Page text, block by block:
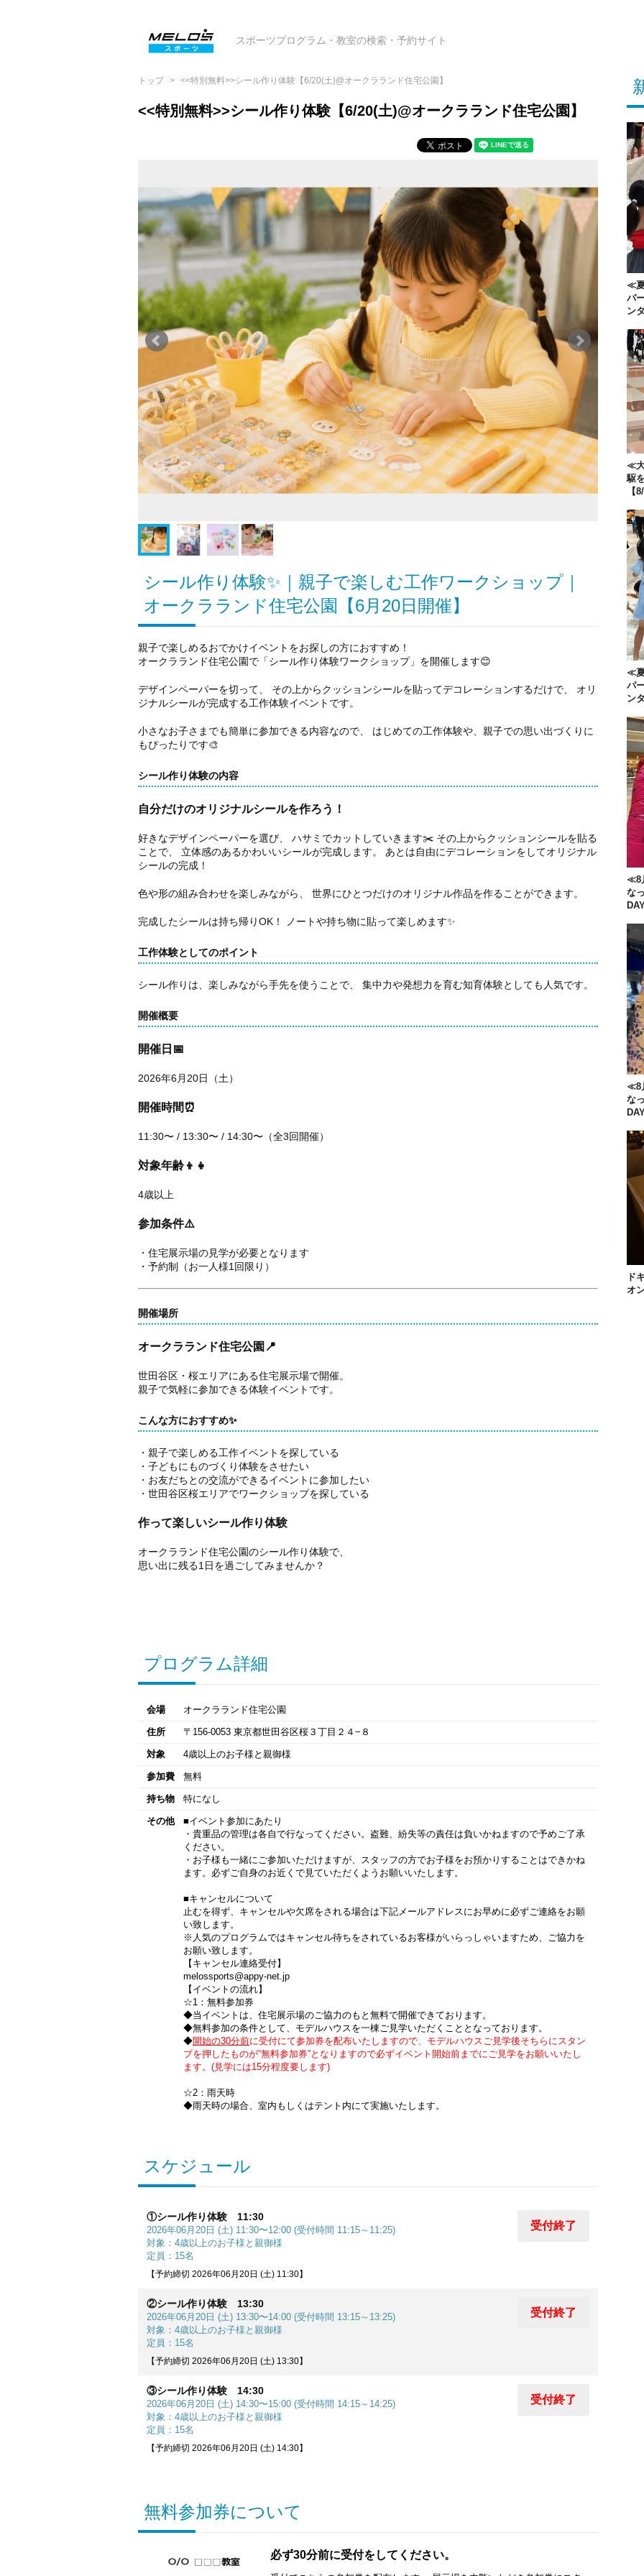
スポーツプログラム・教室の検索・予約サイト
トップ <<特別無料>>シール作り体験【6/20(土)@オークラランド住宅公園】
<<特別無料>>シール作り体験【6/20(土)@オークラランド住宅公園】
シール作り体験✨｜親子で楽しむ工作ワークショップ｜
オークラランド住宅公園【6月20日開催】
親子で楽しめるおでかけイベントをお探しの方におすすめ！
オークラランド住宅公園で「シール作り体験ワークショップ」を開催します😊
デザインペーパーを切って、 その上からクッションシールを貼ってデコレーションするだけで、 オリ
ジナルシールが完成する工作体験イベントです。
小さなお子さまでも簡単に参加できる内容なので、 はじめての工作体験や、親子での思い出づくりに
もぴったりです🎨
シール作り体験の内容
自分だけのオリジナルシールを作ろう！
好きなデザインペーパーを選び、 ハサミでカットしていきます✂️ その上からクッションシールを貼る
ことで、 立体感のあるかわいいシールが完成します。 あとは自由にデコレーションをしてオリジナル
シールの完成！
色や形の組み合わせを楽しみながら、 世界にひとつだけのオリジナル作品を作ることができます。
完成したシールは持ち帰りOK！ ノートや持ち物に貼って楽しめます✨
工作体験としてのポイント
シール作りは、楽しみながら手先を使うことで、 集中力や発想力を育む知育体験としても人気です。
開催概要
開催日📅
2026年6月20日（土）
開催時間⏰
11:30〜 / 13:30〜 / 14:30〜（全3回開催）
対象年齢👦👧
4歳以上
参加条件⚠️
・住宅展示場の見学が必要となります
・予約制（お一人様1回限り）
開催場所
オークラランド住宅公園📍
世田谷区・桜エリアにある住宅展示場で開催。
親子で気軽に参加できる体験イベントです。
こんな方におすすめ✨
・親子で楽しめる工作イベントを探している
・子どもにものづくり体験をさせたい
・お友だちとの交流ができるイベントに参加したい
・世田谷区桜エリアでワークショップを探している
作って楽しいシール作り体験
オークラランド住宅公園のシール作り体験で、
思い出に残る1日を過ごしてみませんか？
プログラム詳細
会場 オークラランド住宅公園
住所 〒156-0053 東京都世田谷区桜３丁目２４−８
対象 4歳以上のお子様と親御様
参加費 無料
持ち物 特になし
その他
■イベント参加にあたり
・貴重品の管理は各自で行なってください。盗難、紛失等の責任は負いかねますので予めご了承
ください。
・お子様も一緒にご参加いただけますが、スタッフの方でお子様をお預かりすることはできかね
ます。必ずご自身のお近くで見ていただくようお願いいたします。
■キャンセルについて
止むを得ず、キャンセルや欠席をされる場合は下記メールアドレスにお早めに必ずご連絡をお願
い致します。
※人気のプログラムではキャンセル待ちをされているお客様がいらっしゃいますため、ご協力を
お願い致します。
【キャンセル連絡受付】
melossports@appy-net.jp
【イベントの流れ】
☆1：無料参加券
◆当イベントは、住宅展示場のご協力のもと無料で開催できております。
◆無料参加の条件として、モデルハウスを一棟ご見学いただくこととなっております。
◆開始の30分前に受付にて参加券を配布いたしますので、モデルハウスご見学後そちらにスタン
プを押したものが“無料参加券”となりますので必ずイベント開始前までにご見学をお願いいたし
ます。(見学には15分程度要します)
☆2：雨天時
◆雨天時の場合、室内もしくはテント内にて実施いたします。
スケジュール
①シール作り体験 11:30
2026年06月20日 (土) 11:30〜12:00 (受付時間 11:15～11:25)
対象：4歳以上のお子様と親御様
定員：15名
受付終了
【予約締切 2026年06月20日 (土) 11:30】
②シール作り体験 13:30
2026年06月20日 (土) 13:30〜14:00 (受付時間 13:15～13:25)
対象：4歳以上のお子様と親御様
定員：15名
受付終了
【予約締切 2026年06月20日 (土) 13:30】
③シール作り体験 14:30
2026年06月20日 (土) 14:30〜15:00 (受付時間 14:15～14:25)
対象：4歳以上のお子様と親御様
定員：15名
受付終了
【予約締切 2026年06月20日 (土) 14:30】
無料参加券について
必ず30分前に受付をしてください。
≪夏
パ
ン
≪大
駆
【
≪夏
パ
ン
≪8
な
≪8
な
ド
オ